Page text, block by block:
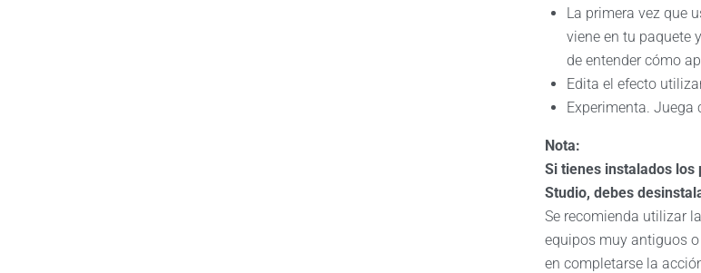
La primera vez que
viene en tu paquete
de entender cómo
Edita el efecto
Experimenta. Juega
Nota:
Si tienes instalados los
Studio, debes
Se recomienda utilizar
equipos muy antiguos
en completarse la